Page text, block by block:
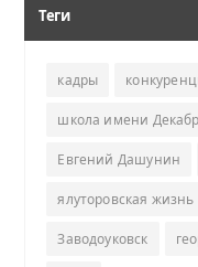
Теги
кадры
школа имени
Евгений Дашунин
ялуторовская жизнь
Заводоуковск